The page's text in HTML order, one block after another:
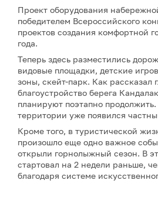
Проект оборудования
победителем Всероссийского
проектов создания комфортной
года.
Теперь здесь разместились
видовые площадки, детские
зоны, скейт-парк. Как рассказал
благоустройство берега
планируют поэтапно
территории уже появился
Кроме того, в туристической
произошло еще одно важное
открыли горнолыжный сезон. В
стартовал на 2 недели раньше,
благодаря системе